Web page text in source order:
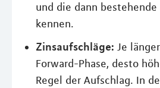
und die dann bestehende
kennen.
Zinsaufschläge: Je
Forward-Phase, desto
Regel der Aufschlag. In